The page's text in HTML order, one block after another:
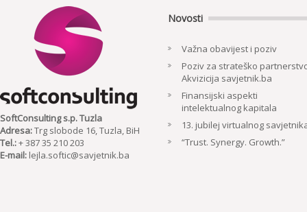
SoftConsulting s.p. Tuzla
Adresa:Trg slobode 16, Tuzla, BiH
Tel.:+ 387 35 210 203
E-mail: lejla.softic@savjetnik.ba
Novosti
Važna obavijest i poziv
Poziv za strateško
Akvizicija savjetnik.ba
Finansijski aspekti
intelektualnog kapitala
13. jubilej virtualnog
“Trust. Synergy. Growth.”